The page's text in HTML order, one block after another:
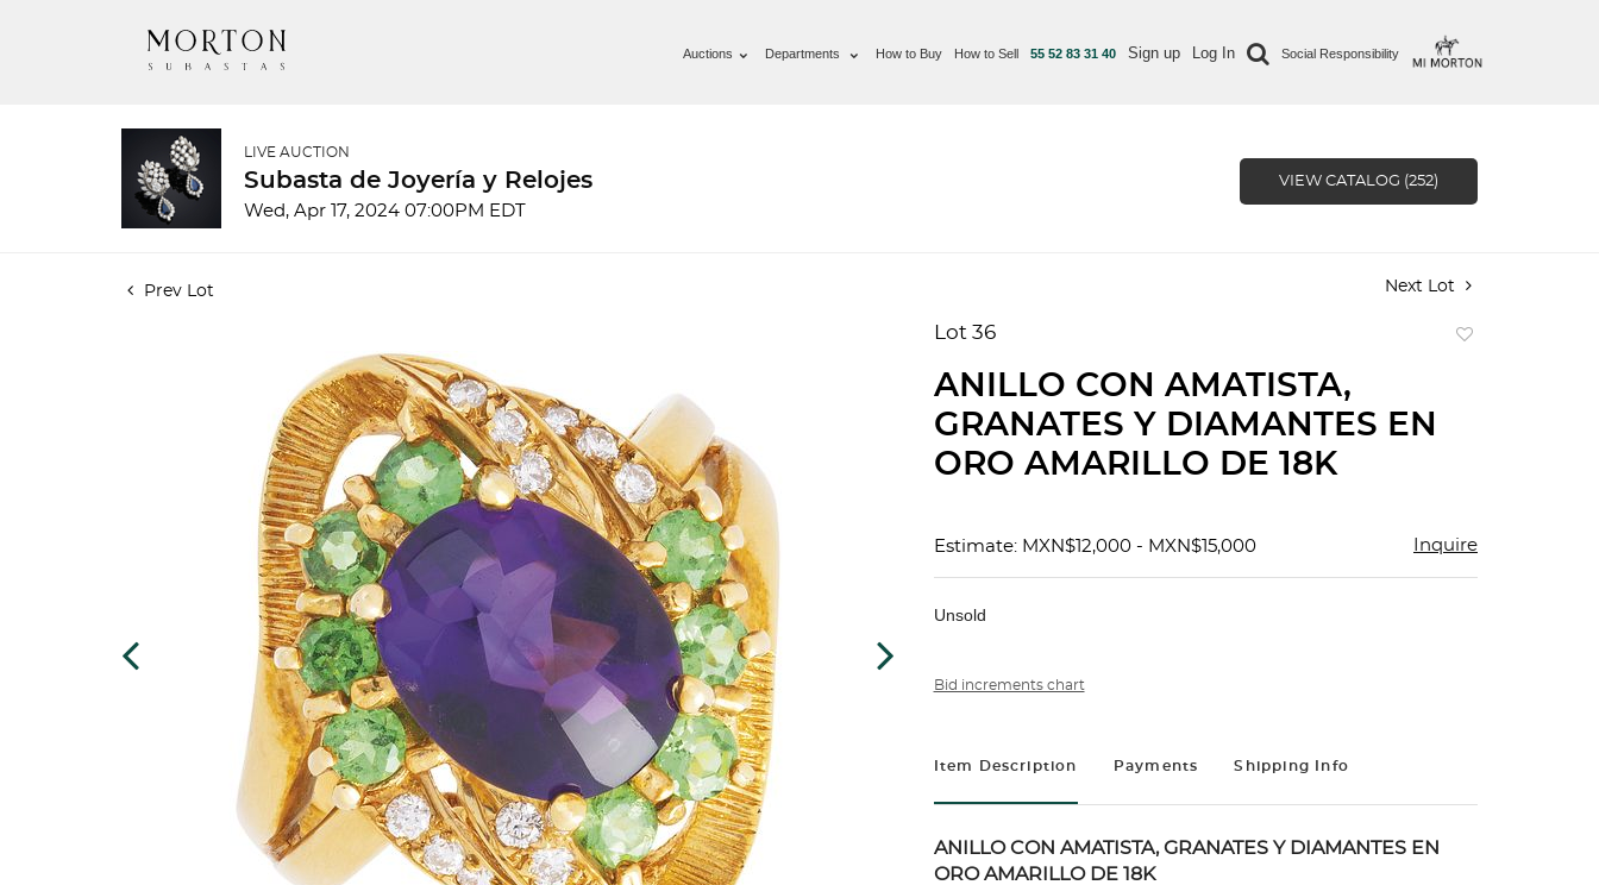
Auctions Departments How to Buy How to Sell 55 52 83 31 40 Sign up Log In Social Responsibility
LIVE AUCTION
Subasta de Joyería y Relojes
Wed, Apr 17, 2024 07:00PM EDT
VIEW CATALOG (252)
Prev Lot Next Lot
Lot 36
ANILLO CON AMATISTA,
GRANATES Y DIAMANTES EN
ORO AMARILLO DE 18K
Estimate: MXN$12,000 - MXN$15,000 Inquire
Unsold
Bid increments chart
Item Description Payments Shipping Info
ANILLO CON AMATISTA, GRANATES Y DIAMANTES EN
ORO AMARILLO DE 18K